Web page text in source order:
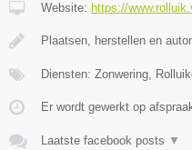
Website: https://
Plaatsen, herstellen en
Diensten: Zonwering,
Er wordt gewerkt op
Laatste facebook posts ▼